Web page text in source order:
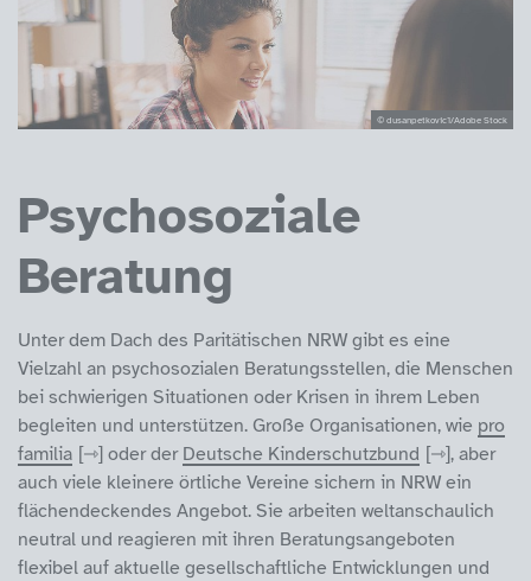
© dusanpetkovic1/Adobe Stock
Psychosoziale
Beratung
Unter dem Dach des Paritätischen NRW gibt es eine
Vielzahl an psychosozialen Beratungsstellen, die Menschen
bei schwierigen Situationen oder Krisen in ihrem Leben
begleiten und unterstützen. Große Organisationen, wie pro
familia
oder der Deutsche Kinderschutzbund
, aber
auch viele kleinere örtliche Vereine sichern in NRW ein
flächendeckendes Angebot. Sie arbeiten weltanschaulich
neutral und reagieren mit ihren Beratungsangeboten
flexibel auf aktuelle gesellschaftliche Entwicklungen und